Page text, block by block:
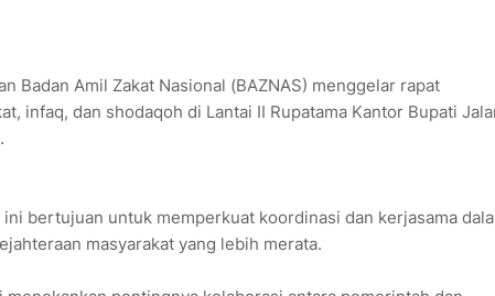
Badan Amil Zakat Nasional (BAZNAS) menggelar rapat
infaq, dan shodaqoh di Lantai II Rupatama Kantor Bupati
bertujuan untuk memperkuat koordinasi dan kerjasama
masyarakat yang lebih merata.